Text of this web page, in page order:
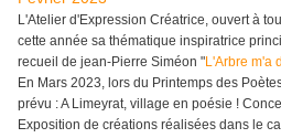
L'Atelier d'Expression Créatrice, ouvert à
cette année sa thématique inspiratrice
recueil de jean-Pierre Siméon "L'Arbre m'a
En Mars 2023, lors du Printemps des
prévu : A Limeyrat, village en poésie !
Exposition de créations réalisées dans le